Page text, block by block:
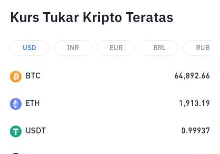
Kurs Tukar Kripto Teratas
USD INR EUR BRL RUB
BTC 64,892.66
ETH 1,913.19
USDT 0.99937